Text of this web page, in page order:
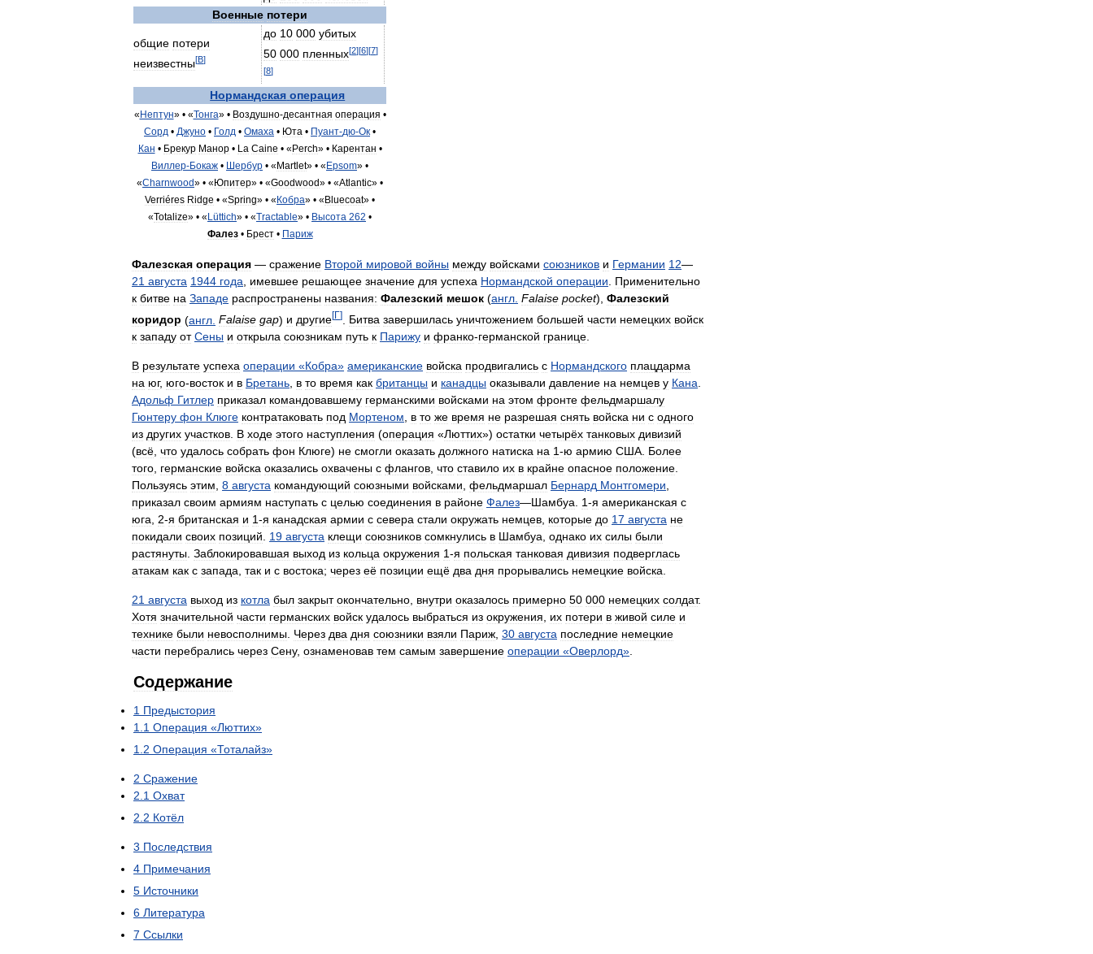
Военные потери
общие потери
неизвестны[В]
до 10 000 убитых
50 000 пленных[2][6][7]
[8]
Нормандская операция
«Нептун» • «Тонга» • Воздушно-десантная операция •
Сорд • Джуно • Голд • Омаха • Юта • Пуант-дю-Ок •
Кан • Брекур Манор• La Caine • «Perch» • Карентан •
Виллер-Бокаж • Шербур • «Martlet» • «Epsom» •
«Charnwood» • «Юпитер» • «Goodwood» • «Atlantic» •
Verriéres Ridge • «Spring» • «Кобра» • «Bluecoat» •
«Totalize» • «Lüttich» • «Tractable» • Высота 262 •
Фалез• Брест• Париж
Фалезская операция — сражение Второй мировой войны между войсками союзников и Германии 12—
21 августа 1944 года имевшее решающее значение для успеха Нормандской операции
Применительно
к битве на Западе распространены названия: Фалезский мешок (англ Falaise pocket), Фалезский
коридор (англ Falaise gap) и другие[Г] Битва завершилась уничтожением большей части немецких войск
к западу от Сены и открыла союзникам путь к Парижу и франко-германской границе.
В результате успеха операции «Кобра» американские войска продвигались с Нормандского плацдарма
на юг, юго-восток и в Бретань, в то время как британцы и канадцы оказывали давление на немцев у Кана.
Адольф Гитлер приказал командовавшему германскими войсками на этом фронте фельдмаршалу
Гюнтеру фон Клюге контратаковать под Мортеном, в то же время не разрешая снять войска ни с одного
из других участков. В ходе этого наступления (операция «Люттих») остатки четырёх танковых дивизий
(всё, что удалось собрать фон Клюге) не смогли оказать должного натиска на 1-ю армию США. Более
того, германские войска оказались охвачены с флангов, что ставило их в крайне опасное положение.
Пользуясь этим, 8 августа командующий союзными войсками, фельдмаршал Бернард Монтгомери,
приказал своим армиям наступать с целью соединения в районе Фалез—Шамбуа. 1-я американская с
юга, 2-я британская и 1-я канадская армии с севера стали окружать немцев, которые до 17 августа не
покидали своих позиций. 19 августа клещи союзников сомкнулись в Шамбуа, однако их силы были
растянуты. Заблокировавшая выход из кольца окружения 1-я польская танковая дивизия подверглась
атакам как с запада, так и с востока; через её позиции ещё два дня прорывались немецкие войска.
21 августа выход из котла был закрыт окончательно, внутри оказалось примерно 50 000 немецких солдат.
Хотя значительной части германских войск удалось выбраться из окружения, их потери в живой силе и
технике были невосполнимы. Через два дня союзники взяли Париж, 30 августа последние немецкие
части перебрались через Сену, ознаменовав тем самым завершение операции «Оверлорд».
Содержание
1 Предыстория
1.1 Операция «Люттих»
1.2 Операция «Тоталайз»
2 Сражение
2.1 Охват
2.2 Котёл
3 Последствия
4 Примечания
5 Источники
6 Литература
7 Ссылки